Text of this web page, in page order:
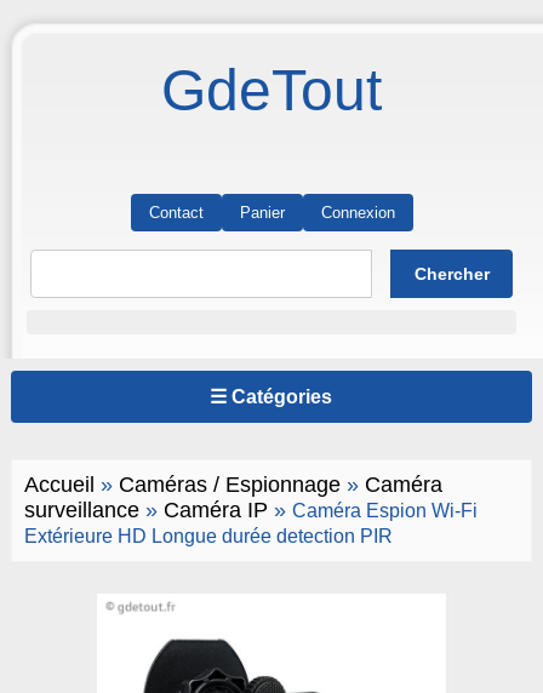
GdeTout
Contact Panier Connexion
☰ Catégories
Accueil » Caméras / Espionnage» Caméra
surveillance» Caméra IP » Caméra Espion Wi-Fi
Extérieure HD Longue durée detection PIR